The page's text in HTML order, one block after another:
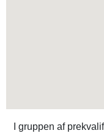
I gruppen af